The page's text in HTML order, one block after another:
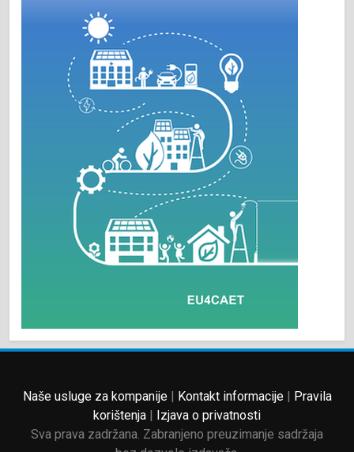
Naše usluge za kompanije| Kontakt informacije|
Pravila
korištenja
Izjava o privatnosti
Sva prava zadržana. Zabranjeno preuzimanje sadržaja